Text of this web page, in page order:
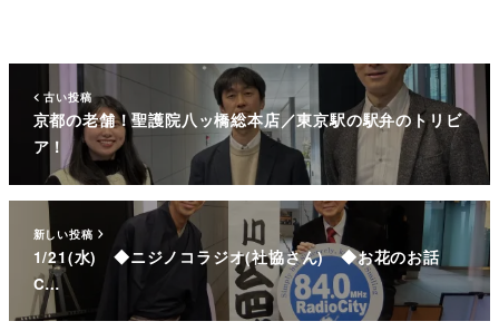
古い投稿
京都の老舗！聖護院八ッ橋総本店／東京駅の駅弁のトリビ
ア！
新しい投稿
1/21(水) ◆ニジノコラジオ(社協さん) ◆お花のお話
C…